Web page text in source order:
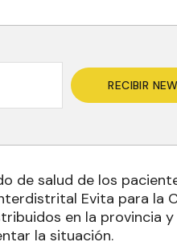
RECIBIR
de salud de los
Evita para la
en la provincia y
la situación.